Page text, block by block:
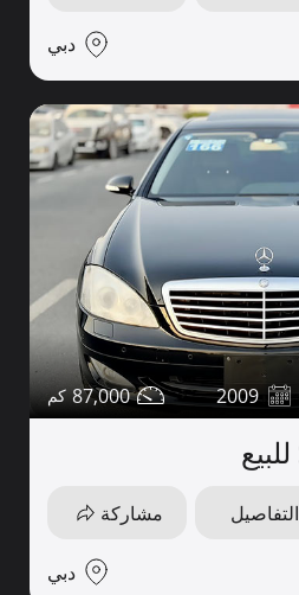
دبي
2009
87,000
التفاصيل مشاركة
دبي